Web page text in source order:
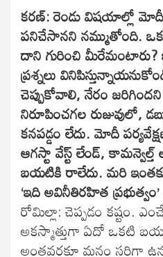
కరణ్: రెండు విషయాల్లో మోదీ
పనిచేసానని నమ్ముతోంది.
దాని గురించి మీరేమంటారు?
ప్రశ్నలు
చెప్పుకోవాలి, నేరం
నిరూపించగల రుజువులో,
కనపడ్డం లేదు. మోదీ
ఆగస్టా వేస్ట్ లేండ్,
బయటికి రాలేదు. మరి
‘ఇది అవినీతిరహిత
రోమిల్లా: చెప్పడం కష్టం.
అకస్మాత్తుగా ఏదో ఒకటి
అంతవరకూ మనం సరిగా